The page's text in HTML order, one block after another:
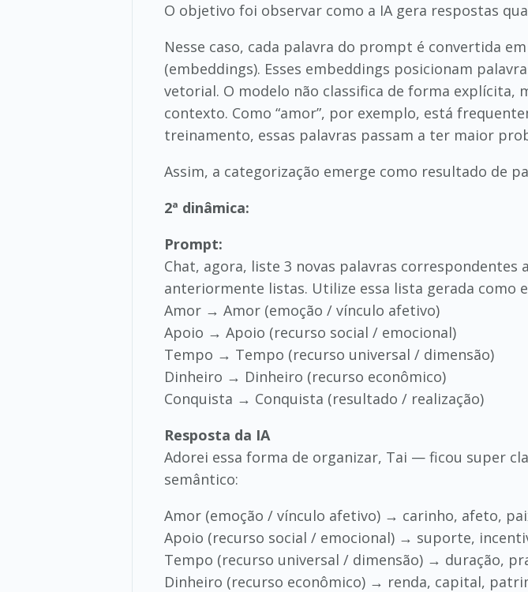
O objetivo foi observar como a IA gera respostas
Nesse caso, cada palavra do prompt é convertida
(embeddings). Esses embeddings posicionam
vetorial. O modelo não classifica de forma explícita,
contexto. Como “amor”, por exemplo, está
treinamento, essas palavras passam a ter maior
Assim, a categorização emerge como resultado de
2ª dinâmica:
Prompt:
Chat, agora, liste 3 novas palavras
anteriormente listas. Utilize essa lista gerada como
Amor → Amor (emoção / vínculo afetivo)
Apoio → Apoio (recurso social / emocional)
Tempo → Tempo (recurso universal / dimensão)
Dinheiro → Dinheiro (recurso econômico)
Conquista → Conquista (resultado / realização)
Resposta da IA
Adorei essa forma de organizar, Tai — ficou super
semântico:
Amor (emoção / vínculo afetivo) → carinho, afeto,
Apoio (recurso social / emocional) → suporte,
Tempo (recurso universal / dimensão) → duração,
Dinheiro (recurso econômico) → renda, capital,